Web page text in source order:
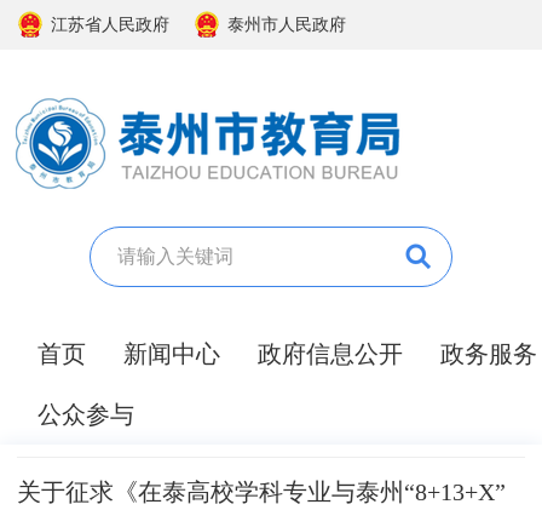
江苏省人民政府 泰州市人民政府
首页 新闻中心 政府信息公开 政务服务
公众参与
关于征求《在泰高校学科专业与泰州“8+13+X”